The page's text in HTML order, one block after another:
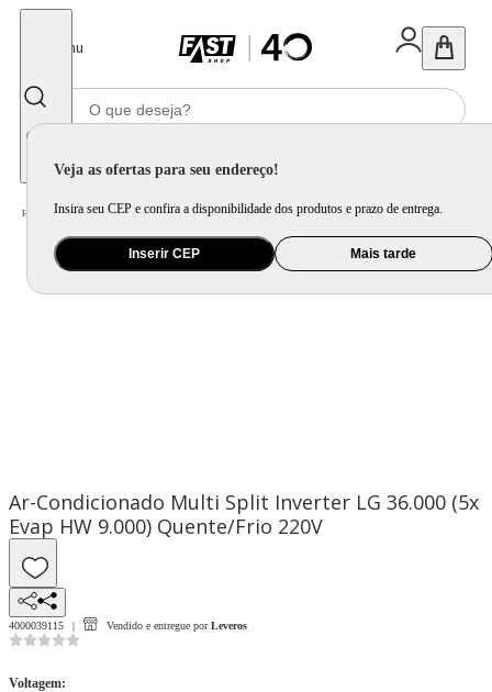
Menu
Veja as ofertas para seu endereço!
Insira seu CEP e confira a disponibilidade dos produtos e prazo de entrega.
Inserir CEP Mais tarde
Home Ar e Ventilação / Ar Condicionado
Ar-Condicionado Multi Split Inverter LG 36.000 (5x
Evap HW 9.000) Quente/Frio 220V
4000039115 Vendido e entregue por Leveros
Voltagem: